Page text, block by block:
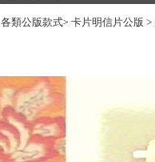
各類公版款式> 卡片明信片公版 >